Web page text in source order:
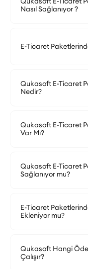
Nasıl Sağlanıyor ?
E-Ticaret
Qukasoft E-Ticaret
Nedir?
Qukasoft E-Ticaret
Var Mı?
Qukasoft E-Ticaret
Sağlanıyor mu?
E-Ticaret
Ekleniyor mu?
Qukasoft Hangi
Çalışır?